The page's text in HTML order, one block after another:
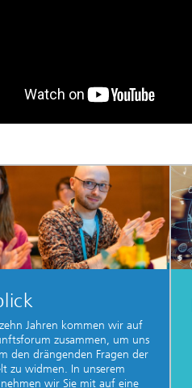
Jahren kommen wir auf
zusammen, um uns
den drängenden Fragen der
zu widmen. In unserem
nehmen wir Sie mit auf eine